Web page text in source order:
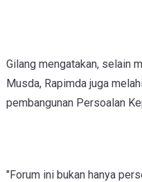
Gilang mengatakan, selain
Musda, Rapimda juga
pembangunan Persoalan
"Forum ini bukan hanya